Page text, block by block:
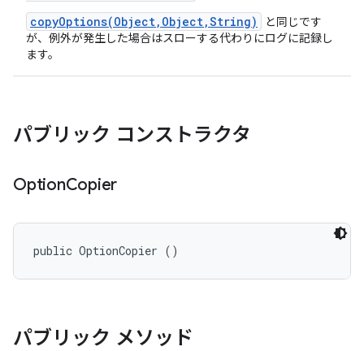
copyOptions(Object,Object,String)
と同じです
が、例外が発生した場合はスローする代わりにログに記録し
ます。
パブリック コンストラクタ
OptionCopier
public OptionCopier ()
パブリック メソッド